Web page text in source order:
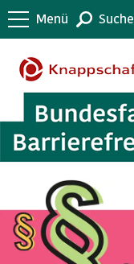
Menü Suche